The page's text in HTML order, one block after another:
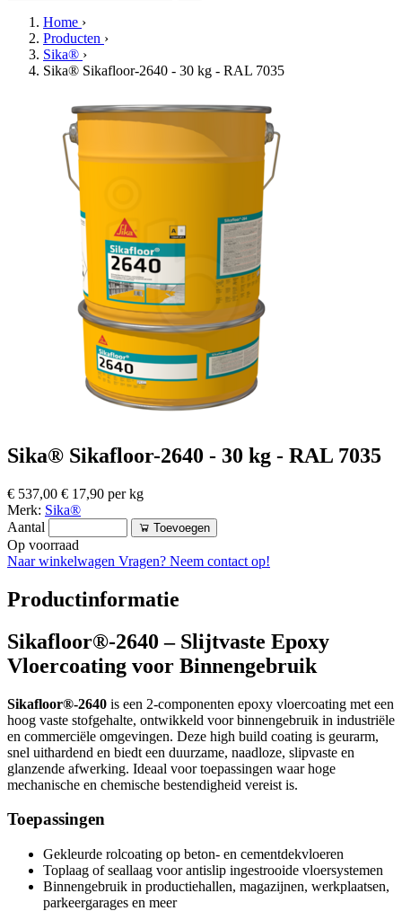
Home ›
Producten ›
Sika® ›
Sika® Sikafloor-2640 - 30 kg - RAL 7035
Sika® Sikafloor-2640 - 30 kg - RAL 7035
€ 537,00 € 17,90 per kg
Merk: Sika®
Aantal
Toevoegen
Op voorraad
Naar winkelwagen Vragen? Neem contact op!
Productinformatie
Sikafloor®-2640 – Slijtvaste Epoxy
Vloercoating voor Binnengebruik
Sikafloor®-2640 is een 2-componenten epoxy vloercoating met een
hoog vaste stofgehalte, ontwikkeld voor binnengebruik in industriële
en commerciële omgevingen. Deze high build coating is geurarm,
snel uithardend en biedt een duurzame, naadloze, slipvaste en
glanzende afwerking. Ideaal voor toepassingen waar hoge
mechanische en chemische bestendigheid vereist is.
Toepassingen
Gekleurde rolcoating op beton- en cementdekvloeren
Toplaag of seallaag voor antislip ingestrooide vloersystemen
Binnengebruik in productiehallen, magazijnen, werkplaatsen,
parkeergarages en meer